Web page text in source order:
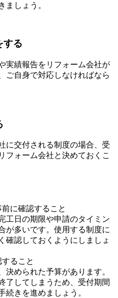
ましょう。
する
実績報告をリフォーム会社が
ご自身で対応しなければなら
に交付される制度の場合、受
フォーム会社と決めておくこ
に確認すること
工日の期限や申請のタイミン
が多いです。使用する制度に
確認しておくようにしましょ
ること
決められた予算があります。
了してしまうため、受付期間
続きを進めましょう。